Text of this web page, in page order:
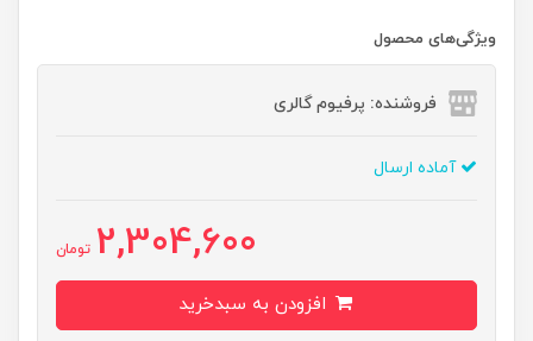
ویژگی‌های محصول
فروشنده: پرفیوم گالری
آماده ارسال
2,304,600 تومان